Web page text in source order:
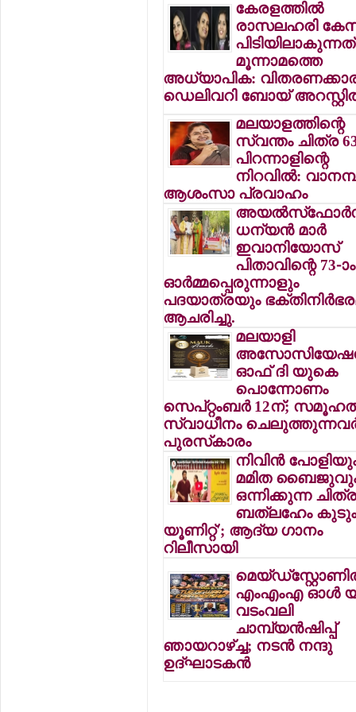
കേരളത്തില്‍
രാസലഹരി
പിടിയിലാകുന്നത്
മൂന്നാമത്തെ
അധ്യാപിക:
ഡെലിവറി ബോയ്
മലയാളത്തിന്റെ
സ്വന്തം ചിത്ര
പിറന്നാളിന്റെ
നിറവില്‍:
ആശംസാ പ്രവാഹം
ധന്യന്‍ മാര്‍
ഇവാനിയോസ്
പിതാവിന്റെ 73-ാം
ഓര്‍മ്മപ്പെരുന്നാളും
പദയാത്രയും
ആചരിച്ചു.
മലയാളി
ഓഫ് ദി യുകെ
പൊന്നോണം
സെപ്റ്റംബര്‍ 12ന്;
സ്വാധീനം
പുരസ്‌കാരം
നിവിന്‍
മമിത
ഒന്നിക്കുന്ന
ബത്ലഹേം
യൂണിറ്റ്'; ആദ്യ ഗാനം
റിലീസായി
എംഎംഎ ഓള്‍
വടംവലി
ചാമ്പ്യന്‍ഷിപ്പ്
ഞായറാഴ്ച്ച; നടന്‍ നന്ദു
ഉദ്ഘാടകന്‍